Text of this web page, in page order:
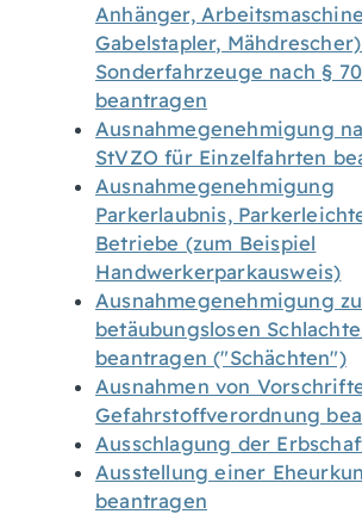
Anhänger,
Gabelstapler,
Sonderfahrzeuge nach §
beantragen
Ausnahmegenehmigung
StVZO für Einzelfahrten
Ausnahmegenehmigung
Parkerlaubnis,
Betriebe (zum Beispiel
Handwerkerparkausweis)
Ausnahmegenehmigung
betäubungslosen
beantragen ("Schächten")
Ausnahmen von
Gefahrstoffverordnung
Ausschlagung der
Ausstellung einer
beantragen